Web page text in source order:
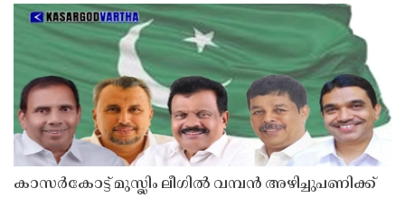
കാസർകോട്ട് മുസ്ലിം ലീഗിൽ വമ്പൻ അഴിച്ചുപണിക്ക്